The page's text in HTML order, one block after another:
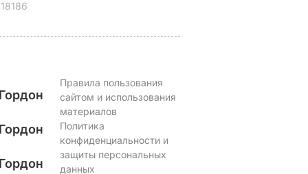
18186
Правила пользования
сайтом и использования
материалов
Политика
конфиденциальности и
защиты персональных
данных